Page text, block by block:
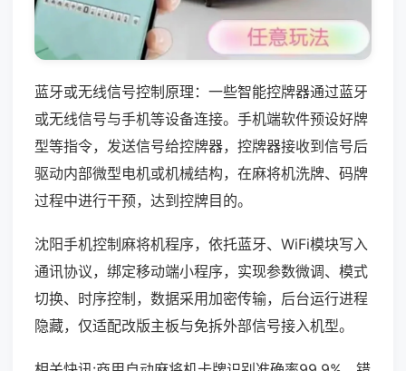
蓝牙或无线信号控制原理：一些智能控牌器通过蓝牙
或无线信号与手机等设备连接。手机端软件预设好牌
型等指令，发送信号给控牌器，控牌器接收到信号后
驱动内部微型电机或机械结构，在麻将机洗牌、码牌
过程中进行干预，达到控牌目的。
沈阳手机控制麻将机程序，依托蓝牙、WiFi模块写入
通讯协议，绑定移动端小程序，实现参数微调、模式
切换、时序控制，数据采用加密传输，后台运行进程
隐藏，仅适配改版主板与免拆外部信号接入机型。